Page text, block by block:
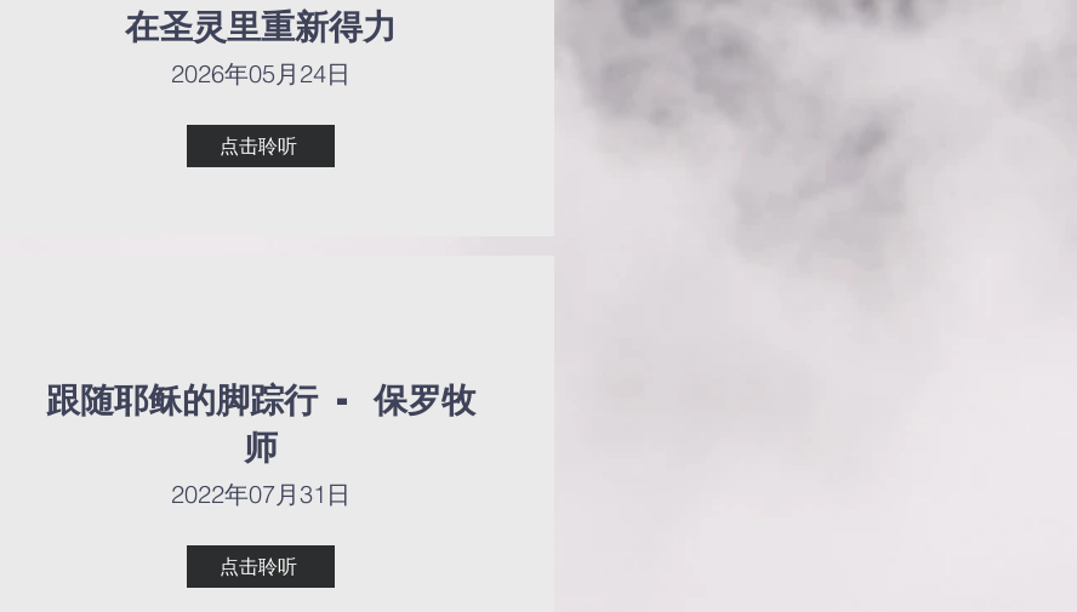
在圣灵里重新得力
2026年05月24日
点击聆听
跟随耶稣的脚踪行 - 保罗牧
师
2022年07月31日
点击聆听
在圣灵里重新得力
2026年05月24日
点击聆听
跟随耶稣的脚踪行 - 保罗牧
师
2022年07月31日
点击聆听